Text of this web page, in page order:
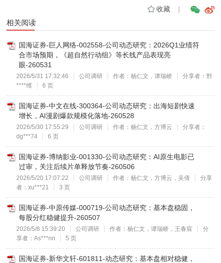
收藏|
相关阅读
国海证券-巨人网络-002558-公司动态研究：2026Q1业绩符
合市场预期，《超自然行动组》等长线产品表现亮
眼-260531
2026/5/31 17:32:46 公司调研 作者：杨仁文，谭瑞峤
分享者：邢
****维
6 页
国海证券-中文在线-300364-公司动态研究：出海短剧快速
增长，AI漫剧爆款规模化落地-260528
2026/5/30 17:55:29 公司调研 作者：杨仁文，方博云
分享者：
dg***74
6 页
国海证券-博纳影业-001330-公司动态研究：AI原生电影已
过审，关注后续片单释放节奏-260506
2026/5/20 17:07:22 公司调研 作者：杨仁文，方博云，吴倩
分享
者：xu***21
3 页
国海证券-中原传媒-000719-公司动态研究：基本盘稳固，
每股分红稳健提升-260507
2026/5/8 15:39:20 公司调研 作者：杨仁文，谭瑞峤，王春宸
分
享者：As***nn
5 页
国海证券-新华文轩-601811-动态研究：基本盘相对稳健，